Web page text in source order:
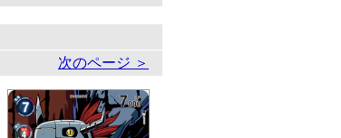
次のページ ＞